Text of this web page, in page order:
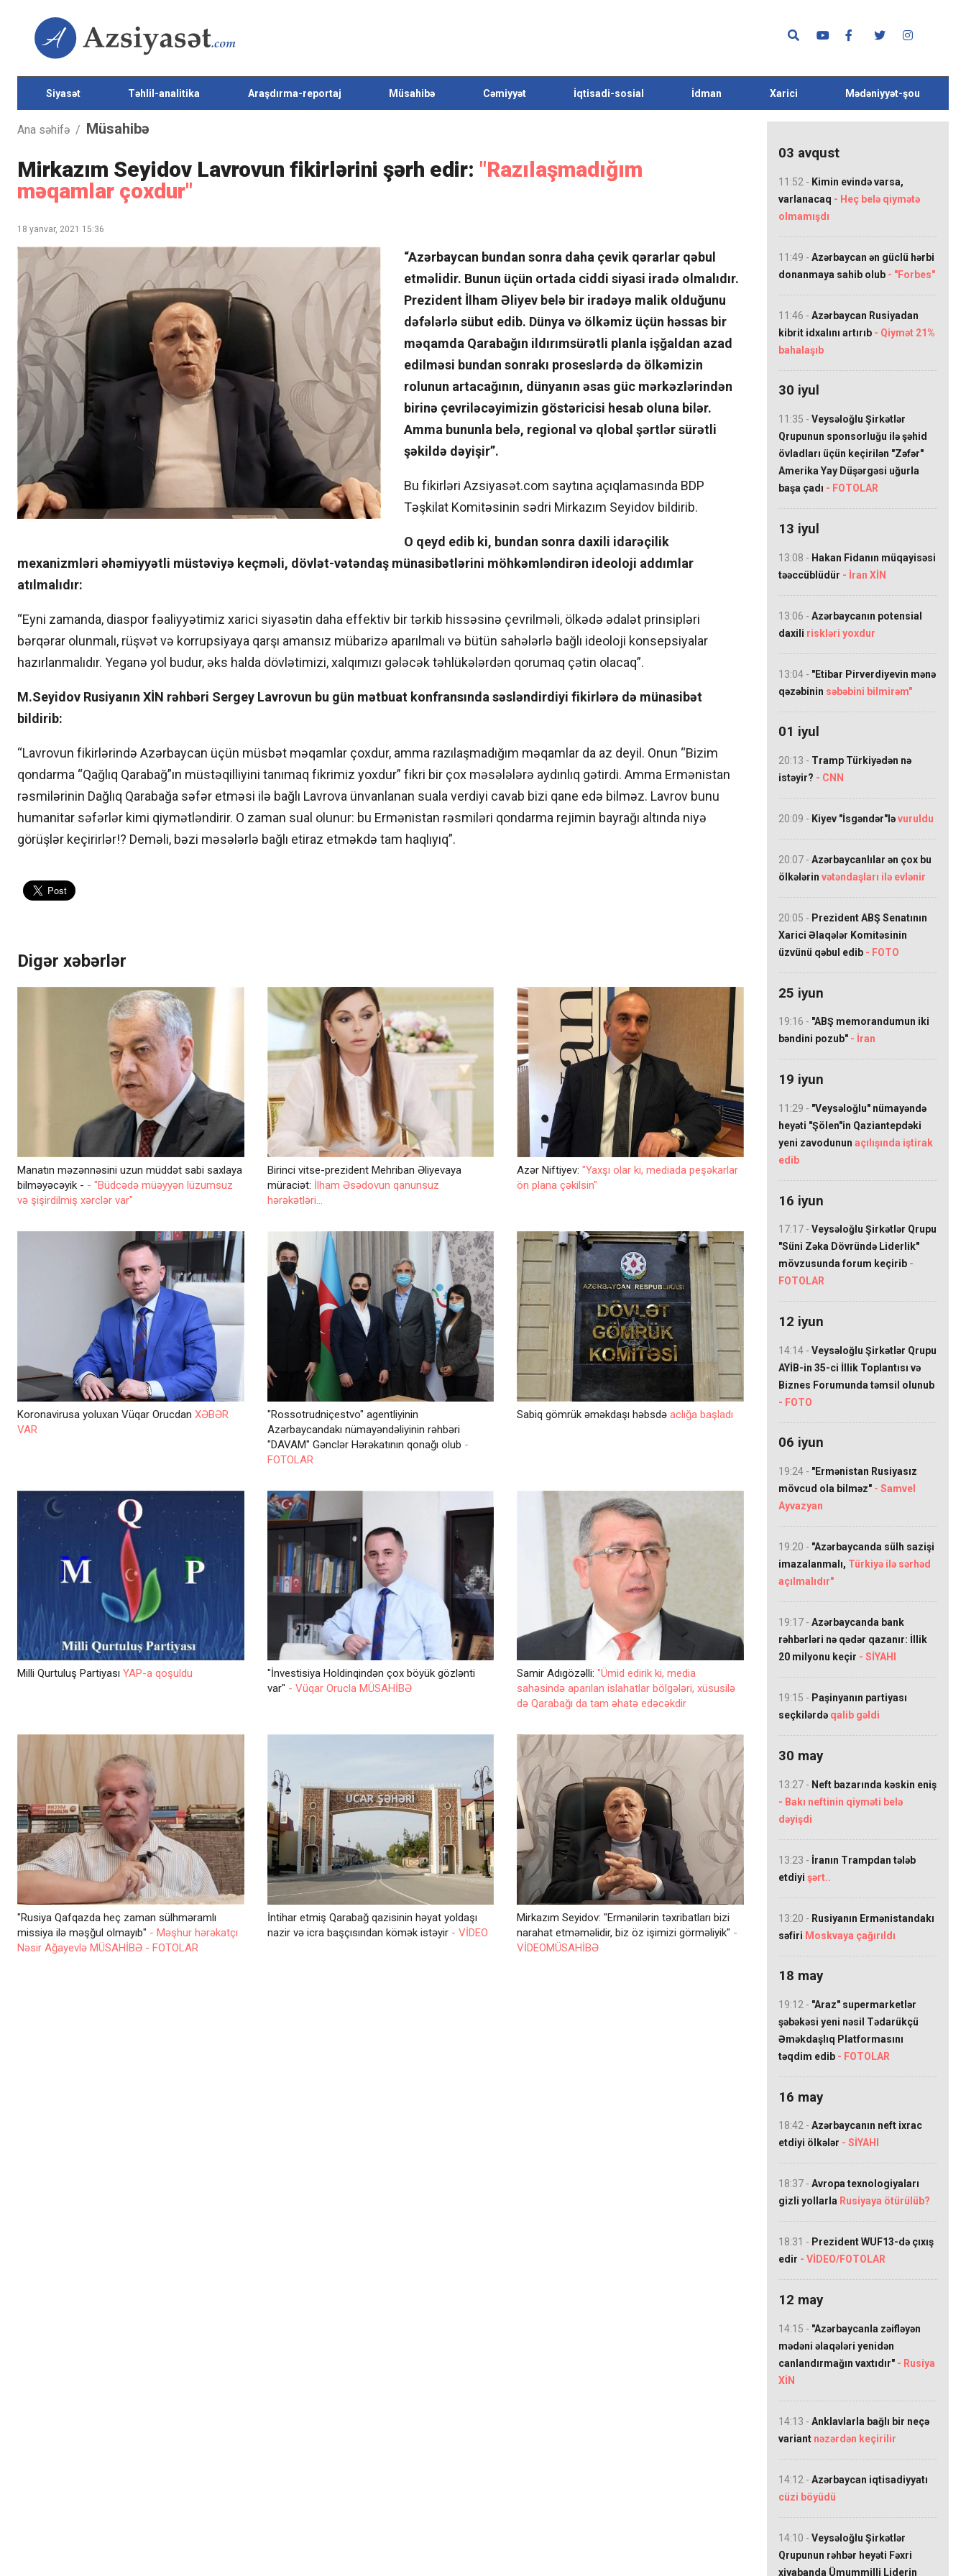
Siyasət Təhlil-analitika Araşdırma-reportaj Müsahibə Cəmiyyət İqtisadi-sosial İdman Xarici Mədəniyyət-şou
Ana səhifə / Müsahibə
Mirkazım Seyidov Lavrovun fikirlərini şərh edir: "Razılaşmadığım
məqamlar çoxdur"
18 yanvar, 2021 15:36
“Azərbaycan bundan sonra daha çevik qərarlar qəbul
etməlidir. Bunun üçün ortada ciddi siyasi iradə olmalıdır.
Prezident İlham Əliyev belə bir iradəyə malik olduğunu
dəfələrlə sübut edib. Dünya və ölkəmiz üçün həssas bir
məqamda Qarabağın ildırımsürətli planla işğaldan azad
edilməsi bundan sonrakı proseslərdə də ölkəmizin
rolunun artacağının, dünyanın əsas güc mərkəzlərindən
birinə çevriləcəyimizin göstəricisi hesab oluna bilər.
Amma bununla belə, regional və qlobal şərtlər sürətli
şəkildə dəyişir”.
Bu fikirləri Azsiyasət.com saytına açıqlamasında BDP
Təşkilat Komitəsinin sədri Mirkazım Seyidov bildirib.
O qeyd edib ki, bundan sonra daxili idarəçilik
mexanizmləri əhəmiyyətli müstəviyə keçməli, dövlət-vətəndaş münasibətlərini möhkəmləndirən ideoloji addımlar
atılmalıdır:
“Eyni zamanda, diaspor fəaliyyətimiz xarici siyasətin daha effektiv bir tərkib hissəsinə çevrilməli, ölkədə ədalət prinsipləri
bərqərar olunmalı, rüşvət və korrupsiyaya qarşı amansız mübarizə aparılmalı və bütün sahələrlə bağlı ideoloji konsepsiyalar
hazırlanmalıdır. Yeganə yol budur, əks halda dövlətimizi, xalqımızı gələcək təhlükələrdən qorumaq çətin olacaq”.
M.Seyidov Rusiyanın XİN rəhbəri Sergey Lavrovun bu gün mətbuat konfransında səsləndirdiyi fikirlərə də münasibət
bildirib:
“Lavrovun fikirlərində Azərbaycan üçün müsbət məqamlar çoxdur, amma razılaşmadığım məqamlar da az deyil. Onun “Bizim
qondarma “Qağlıq Qarabağ”ın müstəqilliyini tanımaq fikrimiz yoxdur” fikri bir çox məsələlərə aydınlıq gətirdi. Amma Ermənistan
rəsmilərinin Dağlıq Qarabağa səfər etməsi ilə bağlı Lavrova ünvanlanan suala verdiyi cavab bizi qane edə bilməz. Lavrov bunu
humanitar səfərlər kimi qiymətləndirir. O zaman sual olunur: bu Ermənistan rəsmiləri qondarma rejimin bayrağı altında niyə
görüşlər keçirirlər!? Deməli, bəzi məsələrlə bağlı etiraz etməkdə tam haqlıyıq”.
Digər xəbərlər
Manatın məzənnəsini uzun müddət sabi saxlaya
bilməyəcəyik - - "Büdcədə müəyyən lüzumsuz
və şişirdilmiş xərclər var"
Birinci vitse-prezident Mehriban Əliyevaya
müraciət: İlham Əsədovun qanunsuz
hərəkətləri...
Azər Niftiyev:"Yaxşı olar ki, mediada peşəkarlar
ön plana çəkilsin"
Koronavirusa yoluxan Vüqar Orucdan XƏBƏR
VAR
"Rossotrudniçestvo" agentliyinin
Azərbaycandakı nümayəndəliyinin rəhbəri
"DAVAM" Gənclər Hərəkatının qonağı olub -
FOTOLAR
Sabiq gömrük əməkdaşı həbsdəaclığa başladı
Milli Qurtuluş Partiyası YAP-a qoşuldu
"İnvestisiya Holdinqindən çox böyük gözlənti
var" - Vüqar Orucla MÜSAHİBƏ
Samir Adıgözəlli:"Ümid edirik ki, media
sahəsində aparılan islahatlar bölgələri, xüsusilə
də Qarabağı da tam əhatə edəcəkdir
"Rusiya Qafqazda heç zaman sülhməramlı
missiya ilə məşğul olmayıb" - Məşhur hərəkatçı
Nəsir Ağayevlə MÜSAHİBƏ - FOTOLAR
İntihar etmiş Qarabağ qazisinin həyat yoldaşı
nazir və icra başçısından kömək istəyir - VİDEO
Mirkazım Seyidov: "Ermənilərin təxribatları bizi
narahat etməməlidir, biz öz işimizi görməliyik" -
VİDEOMÜSAHİBƏ
03 avqust
11:52 - Kimin evində varsa,
varlanacaq - Heç belə qiymətə
olmamışdı
11:49 - Azərbaycan ən güclü hərbi
donanmaya sahib olub - "Forbes"
11:46 - Azərbaycan Rusiyadan
kibrit idxalını artırıb - Qiymət 21%
bahalaşıb
30 iyul
11:35 - Veysəloğlu Şirkətlər
Qrupunun sponsorluğu ilə şəhid
övladları üçün keçirilən "Zəfər"
Amerika Yay Düşərgəsi uğurla
başa çadı - FOTOLAR
13 iyul
13:08 - Hakan Fidanın müqayisəsi
təəccüblüdür - İran XİN
13:06 - Azərbaycanın potensial
daxili riskləri yoxdur
13:04 - "Etibar Pirverdiyevin mənə
qəzəbinin səbəbini bilmirəm"
01 iyul
20:13 - Tramp Türkiyədən nə
istəyir? - CNN
20:09 - Kiyev "İsgəndər"ləvuruldu
20:07 - Azərbaycanlılar ən çox bu
ölkələrin vətəndaşları ilə evlənir
20:05 - Prezident ABŞ Senatının
Xarici Əlaqələr Komitəsinin
üzvünü qəbul edib - FOTO
25 iyun
19:16 - "ABŞ memorandumun iki
bəndini pozub" - İran
19 iyun
11:29 - "Veysəloğlu" nümayəndə
heyəti "Şölen"in Qaziantepdəki
yeni zavodunun açılışında iştirak
edib
16 iyun
17:17 - Veysəloğlu Şirkətlər Qrupu
"Süni Zəka Dövründə Liderlik"
mövzusunda forum keçirib -
FOTOLAR
12 iyun
14:14 - Veysəloğlu Şirkətlər Qrupu
AYİB-in 35-ci İllik Toplantısı və
Biznes Forumunda təmsil olunub
- FOTO
06 iyun
19:24 - "Ermənistan Rusiyasız
mövcud ola bilməz" - Samvel
Ayvazyan
19:20 - "Azərbaycanda sülh sazişi
imazalanmalı, Türkiyə ilə sərhəd
açılmalıdır"
19:17 - Azərbaycanda bank
rəhbərləri nə qədər qazanır: İllik
20 milyonu keçir - SİYAHI
19:15 - Paşinyanın partiyası
seçkilərdə qalib gəldi
30 may
13:27 - Neft bazarında kəskin eniş
- Bakı neftinin qiyməti belə
dəyişdi
13:23 - İranın Trampdan tələb
etdiyi şərt..
13:20 - Rusiyanın Ermənistandakı
səfiri Moskvaya çağırıldı
18 may
19:12 - "Araz" supermarketlər
şəbəkəsi yeni nəsil Tədarükçü
Əməkdaşlıq Platformasını
təqdim edib - FOTOLAR
16 may
18:42 - Azərbaycanın neft ixrac
etdiyi ölkələr - SİYAHI
18:37 - Avropa texnologiyaları
gizli yollarla Rusiyaya ötürülüb?
18:31 - Prezident WUF13-də çıxış
edir - VİDEO/FOTOLAR
12 may
14:15 - "Azərbaycanla zəifləyən
mədəni əlaqələri yenidən
canlandırmağın vaxtıdır" - Rusiya
XİN
14:13 - Anklavlarla bağlı bir neçə
variant nəzərdən keçirilir
14:12 - Azərbaycan iqtisadiyyatı
cüzi böyüdü
14:10 - Veysəloğlu Şirkətlər
Qrupunun rəhbər heyəti Fəxri
xiyabanda Ümummilli Liderin